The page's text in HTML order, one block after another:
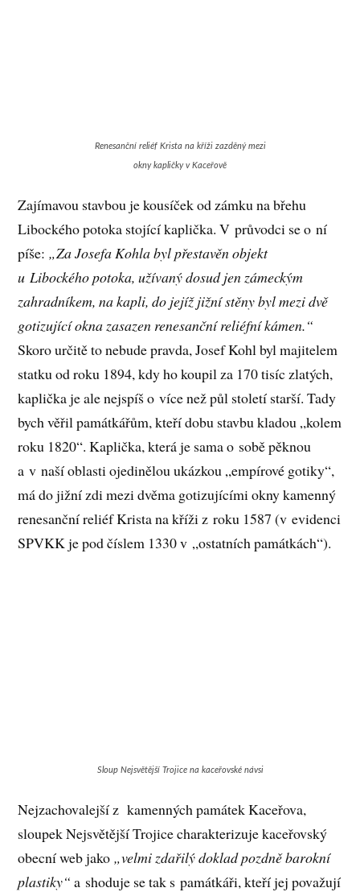
Renesanční reliéf Krista na kříži zazděný mezi
okny kapličky v Kaceřově
Zajímavou stavbou je kousíček od zámku na břehu
Libockého potoka stojící kaplička. V průvodci se o ní
píše: „Za Josefa Kohla byl přestavěn objekt
u Libockého potoka, užívaný dosud jen zámeckým
zahradníkem, na kapli, do jejíž jižní stěny byl mezi dvě
gotizující okna zasazen renesanční reliéfní kámen.“
Skoro určitě to nebude pravda, Josef Kohl byl majitelem
statku od roku 1894, kdy ho koupil za 170 tisíc zlatých,
kaplička je ale nejspíš o více než půl století starší. Tady
bych věřil památkářům, kteří dobu stavbu kladou „kolem
roku 1820“. Kaplička, která je sama o sobě pěknou
a v naší oblasti ojedinělou ukázkou „empírové gotiky“,
má do jižní zdi mezi dvěma gotizujícími okny kamenný
renesanční reliéf Krista na kříži z roku 1587 (v evidenci
SPVKK je pod číslem 1330 v „ostatních památkách“).
Sloup Nejsvětější Trojice na kaceřovské návsi
Nejzachovalejší z kamenných památek Kaceřova,
sloupek Nejsvětější Trojice charakterizuje kaceřovský
obecní web jako „velmi zdařilý doklad pozdně barokní
plastiky“ a shoduje se tak s památkáři, kteří jej považují